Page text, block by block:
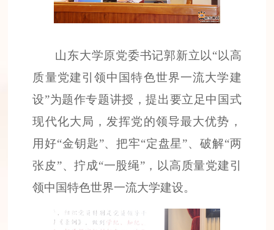
山东大学原党委书记郭新立以“以高
质量党建引领中国特色世界一流大学建
设”为题作专题讲授，提出要立足中国式
现代化大局，发挥党的领导最大优势，
用好“金钥匙”、把牢“定盘星”、破解“两
张皮”、拧成“一股绳”，以高质量党建引
领中国特色世界一流大学建设。